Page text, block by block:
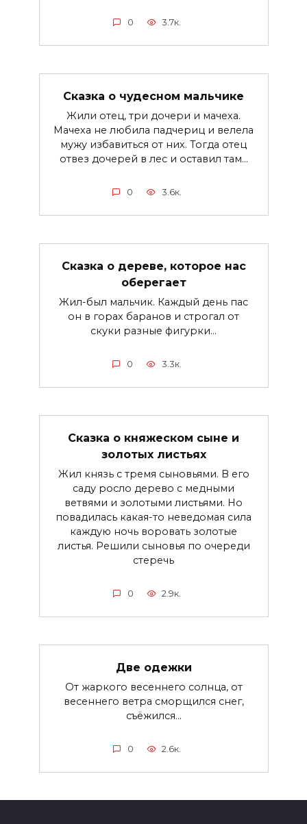
0 3.7к.
Сказка о чудесном мальчике
Жили отец, три дочери и мачеха.
Мачеха не любила падчериц и велела
мужу избавиться от них. Тогда отец
отвез дочерей в лес и оставил там…
0 3.6к.
Сказка о дереве, которое нас
оберегает
Жил-был мальчик. Каждый день пас
он в горах баранов и строгал от
скуки разные фигурки...
0 3.3к.
Сказка о княжеском сыне и
золотых листьях
Жил князь с тремя сыновьями. В его
саду росло дерево с медными
ветвями и золотыми листьями. Но
повадилась какая-то неведомая сила
каждую ночь воровать золотые
листья. Решили сыновья по очереди
стеречь
0 2.9к.
Две одежки
От жаркого весеннего солнца, от
весеннего ветра сморщился снег,
съёжился...
0 2.6к.